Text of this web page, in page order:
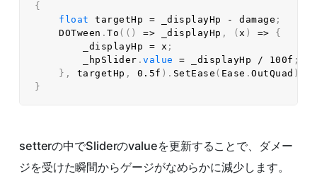
{
float
targetHp = _displayHp - damage ;
    DOTween
.To ( ( ) => _displayHp , (x ) =>
{
        _displayHp
= x ;
        _hpSlider
.value = _displayHp / 100f ;
} , targetHp , 0.5f ) . SetEase ( Ease .OutQuad )
}
setterの中でSliderのvalueを更新することで、ダメー
ジを受けた瞬間からゲージがなめらかに減少します。